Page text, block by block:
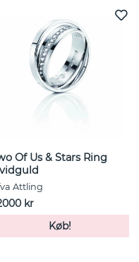
Of Us & Stars Ring
Attling
kr
Køb!